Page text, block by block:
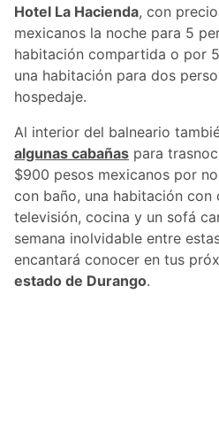
Hotel La Hacienda, con
mexicanos la noche para 5
habitación compartida o por
una habitación para dos
hospedaje.
Al interior del balneario
algunas cabañas para
$900 pesos mexicanos por
con baño, una habitación con
televisión, cocina y un sofá
semana inolvidable entre
encantará conocer en tus
estado de Durango.